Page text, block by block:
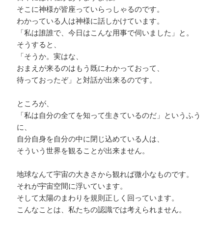
そこに神様が皆座っていらっしゃるのです。
わかっている人は神様に話しかけています。
「私は誰誰で、今日はこんな用事で伺いました」と。
そうすると、
「そうか。実はな、
おまえが来るのはもう既にわかっておって、
待っておったぞ」と対話が出来るのです。
ところが、
「私は自分の全てを知って生きているのだ」というふう
に、
自分自身を自分の中に閉じ込めている人は、
そういう世界を観ることが出来ません。
地球なんて宇宙の大きさから観れば微小なものです。
それが宇宙空間に浮いています。
そして太陽のまわりを規則正しく回っています。
こんなことは、私たちの認識では考えられません。